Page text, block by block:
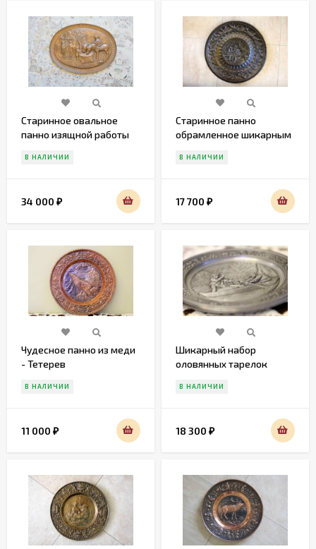
Старинное овальное
панно изящной работы
В НАЛИЧИИ
34 000 ₽
Старинное панно
обрамленное шикарным
В НАЛИЧИИ
17 700 ₽
Чудесное панно из меди
- Тетерев
В НАЛИЧИИ
11 000 ₽
Шикарный набор
оловянных тарелок
В НАЛИЧИИ
18 300 ₽